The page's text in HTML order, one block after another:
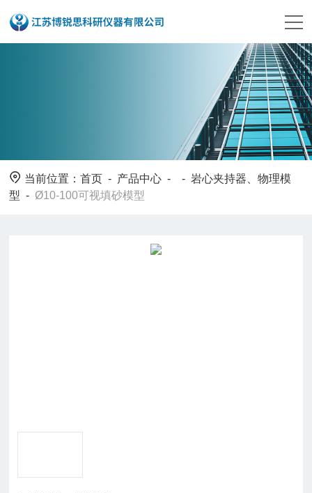
当前位置：首页 - 产品中心 - -岩心夹持器、物理模
型 - Ø10-100可视填砂模型